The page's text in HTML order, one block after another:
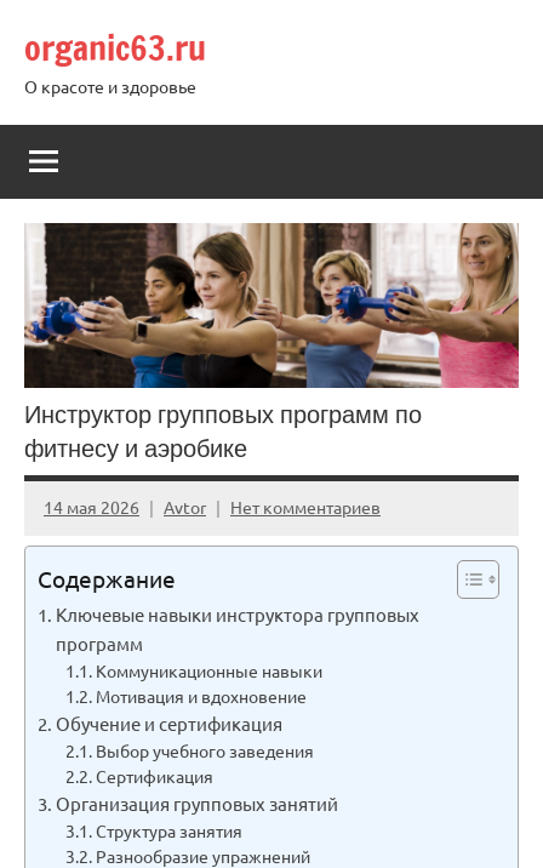
содержимому
organic63.ru
О красоте и здоровье
Инструктор групповых программ по
фитнесу и аэробике
14 мая 2026 Avtor Нет комментариев
Содержание
Ключевые навыки инструктора групповых
программ
Коммуникационные навыки
Мотивация и вдохновение
Обучение и сертификация
Выбор учебного заведения
Сертификация
Организация групповых занятий
Структура занятия
Разнообразие упражнений